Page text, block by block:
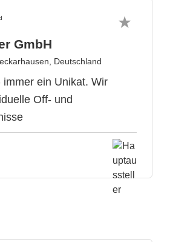
GmbH
Deutschland
immer ein Unikat. Wir
Off- und